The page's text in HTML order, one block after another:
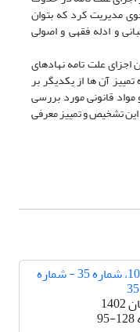
مدیریت کرد که بتوان
و ادله فقهی و اصولی
علت تامه نهادهای
آن ها از یکدیگر بر
قانونی مورد بررسی
تشخیص و تمییز معرفی
دوره 10، شماره 35 - شماره
95-128